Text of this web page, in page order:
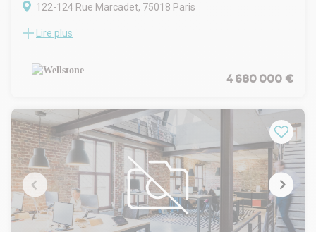
122-124 Rue Marcadet, 75018 Paris
Venez découvrir un plateau d'un seul tenant à vendre.
sous plafond, Jardin privatif A proximité immédiate du
métro Lamarck Caulaincourt à 200 mètres ligne 12.
Lire plus
4 680 000 €